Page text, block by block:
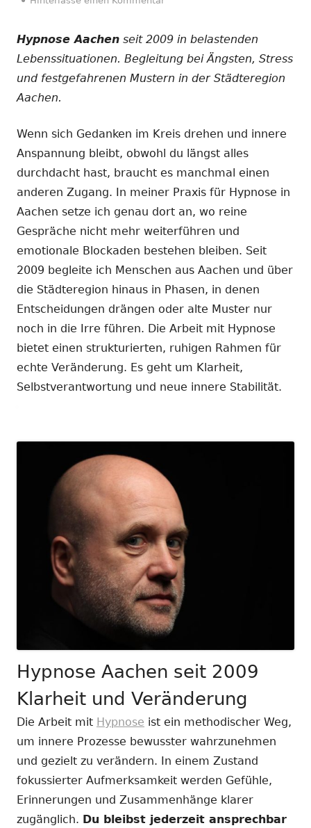
Hypnose Aachen seit 2009 in belastenden
Lebenssituationen. Begleitung bei Ängsten, Stress
und festgefahrenen Mustern in der Städteregion
Aachen.
Wenn sich Gedanken im Kreis drehen und innere
Anspannung bleibt, obwohl du längst alles
durchdacht hast, braucht es manchmal einen
anderen Zugang. In meiner Praxis für Hypnose in
Aachen setze ich genau dort an, wo reine
Gespräche nicht mehr weiterführen und
emotionale Blockaden bestehen bleiben. Seit
2009 begleite ich Menschen aus Aachen und über
die Städteregion hinaus in Phasen, in denen
Entscheidungen drängen oder alte Muster nur
noch in die Irre führen. Die Arbeit mit Hypnose
bietet einen strukturierten, ruhigen Rahmen für
echte Veränderung. Es geht um Klarheit,
Selbstverantwortung und neue innere Stabilität.
Hypnose Aachen seit 2009
Klarheit und Veränderung
Die Arbeit mit Hypnose ist ein methodischer Weg,
um innere Prozesse bewusster wahrzunehmen
und gezielt zu verändern. In einem Zustand
fokussierter Aufmerksamkeit werden Gefühle,
Erinnerungen und Zusammenhänge klarer
zugänglich. Du bleibst jederzeit ansprechbar